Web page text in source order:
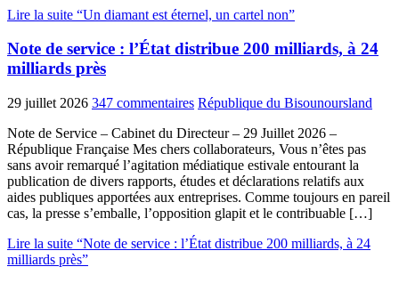
Lire la suite “Un diamant est éternel, un cartel non”
Note de service : l’État distribue 200 milliards, à 24
milliards près
29 juillet 2026 347 commentaires République du Bisounoursland
Note de Service – Cabinet du Directeur – 29 Juillet 2026 –
République Française Mes chers collaborateurs, Vous n’êtes pas
sans avoir remarqué l’agitation médiatique estivale entourant la
publication de divers rapports, études et déclarations relatifs aux
aides publiques apportées aux entreprises. Comme toujours en pareil
cas, la presse s’emballe, l’opposition glapit et le contribuable […]
Lire la suite “Note de service : l’État distribue 200 milliards, à 24
milliards près”